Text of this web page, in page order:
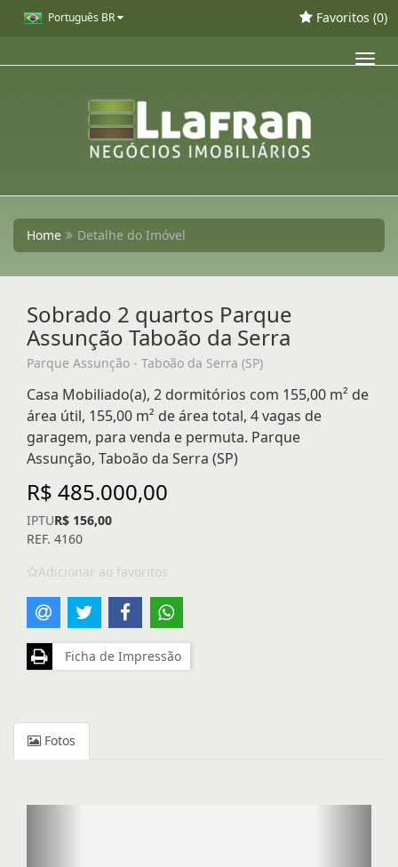
Português BR Favoritos (0)
Home Detalhe do Imóvel
Sobrado 2 quartos Parque
Assunção Taboão da Serra
Parque Assunção - Taboão da Serra (SP)
Casa Mobiliado(a), 2 dormitórios com 155,00 m² de
área útil, 155,00 m² de área total, 4 vagas de
garagem, para venda e permuta. Parque
Assunção, Taboão da Serra (SP)
R$ 485.000,00
IPTUR$ 156,00
REF. 4160
Adicionar ao favoritos
Ficha de Impressão
Fotos